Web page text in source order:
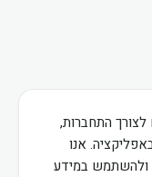
התחברות,
אנו
ולהשתמש במידע